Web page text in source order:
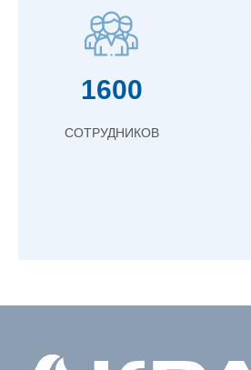
1600
СОТРУДНИКОВ